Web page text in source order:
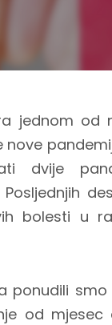
jednom od
dvije
bolesti u
ponudili
od mjesec